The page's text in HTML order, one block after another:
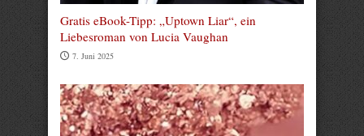
Gratis eBook-Tipp: „Uptown Liar“, ein
Liebesroman von Lucia Vaughan
7. Juni 2025